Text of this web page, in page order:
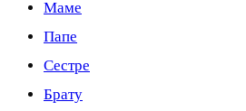
Маме
Папе
Сестре
Брату